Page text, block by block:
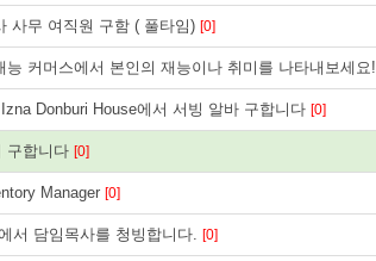
사무 여직원 구함 ( 풀타임) [0]
능 커머스에서 본인의 재능이나 취미를 나타내보세요!
Donburi House에서 서빙 알바 구합니다 [0]
구합니다 [0]
Manager [0]
서 담임목사를 청빙합니다. [0]